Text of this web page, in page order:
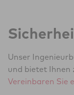
Unser
und bietet Ihnen
Vereinbaren Sie